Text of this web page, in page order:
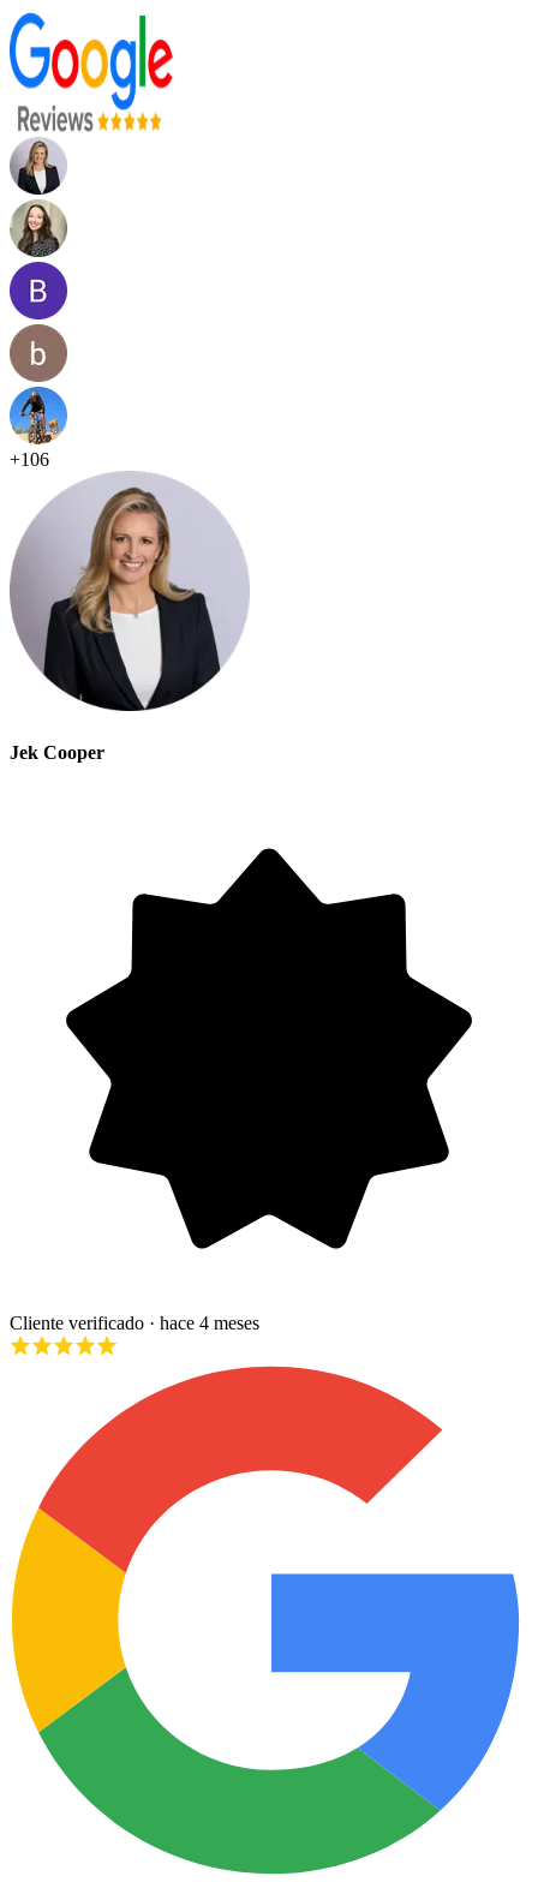
+106
Jek Cooper
Cliente verificado · hace 4 meses